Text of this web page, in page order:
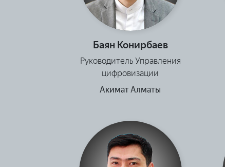
Баян Конирбаев
Руководитель Управления
цифровизации
Акимат Алматы